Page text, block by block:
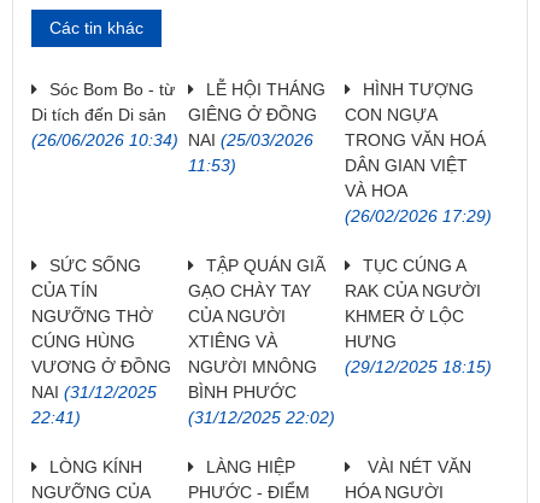
Các tin khác
Sóc Bom Bo - từ
Di tích đến Di sản
(26/06/2026 10:34)
LỄ HỘI THÁNG
GIÊNG Ở ĐỒNG
NAI (25/03/2026
11:53)
HÌNH TƯỢNG
CON NGỰA
TRONG VĂN HOÁ
DÂN GIAN VIỆT
VÀ HOA
(26/02/2026 17:29)
SỨC SỐNG
CỦA TÍN
NGƯỠNG THỜ
CÚNG HÙNG
VƯƠNG Ở ĐỒNG
NAI (31/12/2025
22:41)
TẬP QUÁN GIÃ
GẠO CHÀY TAY
CỦA NGƯỜI
XTIÊNG VÀ
NGƯỜI MNÔNG
BÌNH PHƯỚC
(31/12/2025 22:02)
TỤC CÚNG A
RAK CỦA NGƯỜI
KHMER Ở LỘC
HƯNG
(29/12/2025 18:15)
LÒNG KÍNH
NGƯỠNG CỦA
LÀNG HIỆP
PHƯỚC - ĐIỂM
VÀI NÉT VĂN
HÓA NGƯỜI